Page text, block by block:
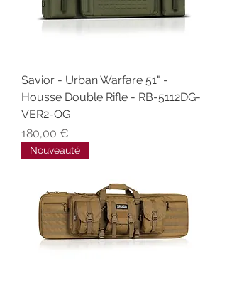
Savior - Urban Warfare 51" -
Housse Double Rifle - RB-5112DG-
VER2-OG
Prix
180,00 €
Nouveauté